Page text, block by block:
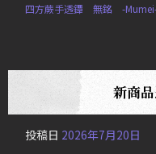
四方蕨手透鐔 無銘 -
新商
投稿日 2026年7月20日